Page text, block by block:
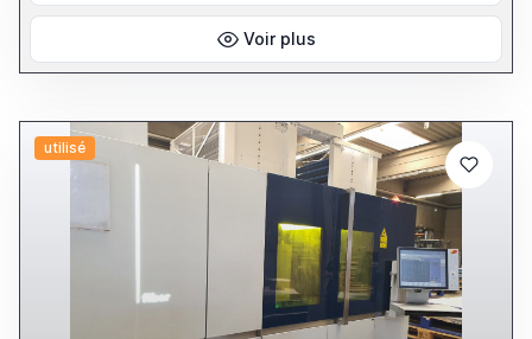
Voir plus
utilisé